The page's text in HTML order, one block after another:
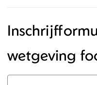
wetgeving